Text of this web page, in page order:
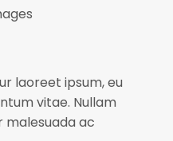
laoreet ipsum, eu
vitae. Nullam
ac